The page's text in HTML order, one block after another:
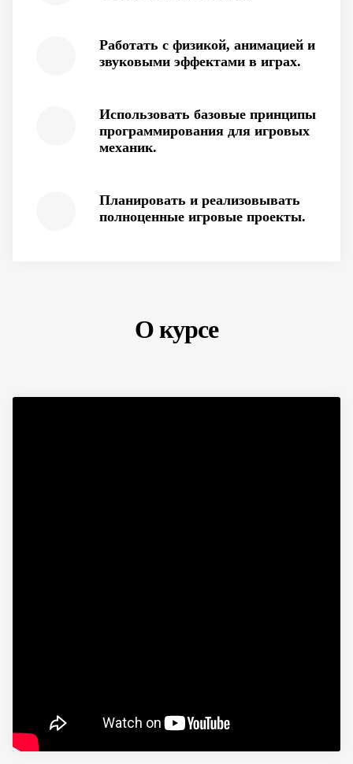
Работать с физикой, анимацией и
звуковыми эффектами в играх.
Использовать базовые принципы
программирования для игровых
механик.
Планировать и реализовывать
полноценные игровые проекты.
О курсе